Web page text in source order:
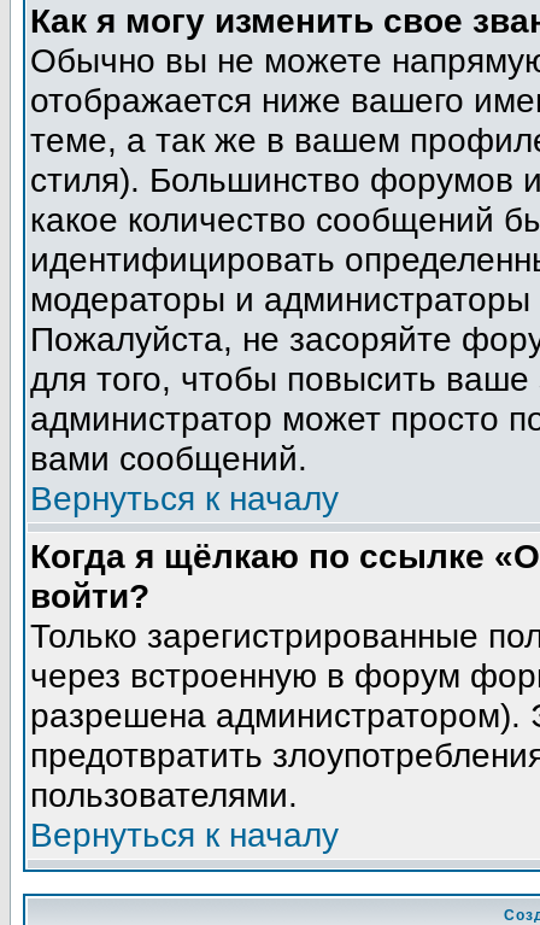
Как я могу изменить свое
Обычно вы не можете
отображается ниже вашего
теме, а так же в вашем
стиля). Большинство форумов
какое количество сообщений
идентифицировать
модераторы и
Пожалуйста, не засоряйте
для того, чтобы повысить
администратор может просто
вами сообщений.
Вернуться к началу
Когда я щёлкаю по ссылке
войти?
Только зарегистрированные
через встроенную в форум
разрешена администратором).
предотвратить
пользователями.
Вернуться к началу